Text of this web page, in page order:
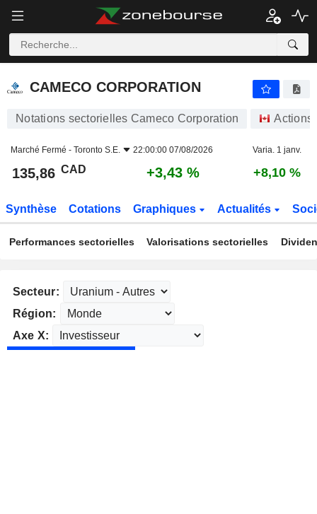
CAMECO CORPORATION
CAMECO CORPORATION
Notations sectorielles Cameco Corporation Actions
Marché Fermé - Toronto S.E. 22:00:00 07/08/2026 Varia. 1 janv.
135,86 CAD +3,43 % +8,10 %
Synthèse Cotations Graphiques Actualités
Performances sectorielles Valorisations sectorielles
Secteur:
Région:
Axe X: